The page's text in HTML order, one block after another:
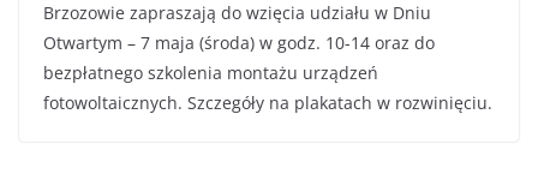
Brzozowie zapraszają do wzięcia udziału w Dniu
Otwartym – 7 maja (środa) w godz. 10-14 oraz do
bezpłatnego szkolenia montażu urządzeń
fotowoltaicznych. Szczegóły na plakatach w rozwinięciu.